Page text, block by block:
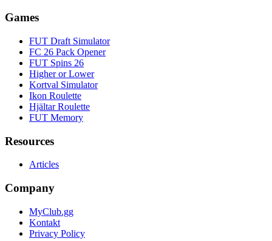
Games
FUT Draft Simulator
FC 26 Pack Opener
FUT Spins 26
Higher or Lower
Kortval Simulator
Ikon Roulette
Hjältar Roulette
FUT Memory
Resources
Articles
Company
MyClub.gg
Kontakt
Privacy Policy